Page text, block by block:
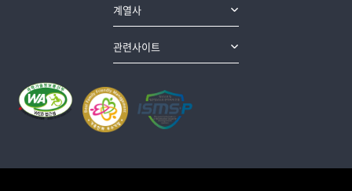
계열사
관련사이트